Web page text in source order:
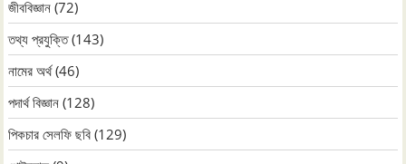
জীববিজ্ঞান (72)
তথ্য প্রযুক্তি(143)
নামের অর্থ(46)
পদার্থ বিজ্ঞান (128)
পিকচার সেলফি ছবি (129)